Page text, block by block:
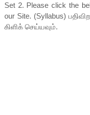
Set 2. Please click the
our Site. (Syllabus)
கிளிக் செய்யவும்.